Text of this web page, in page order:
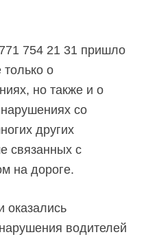
754 21 31 пришло
о
но также и о
со
других
связанных с
на дороге.
оказались
водителей